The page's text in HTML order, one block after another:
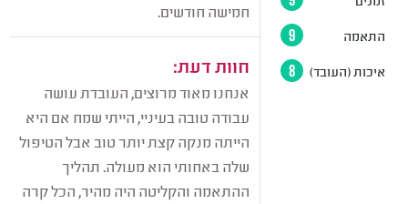
חמישה חודשים.
חוות דעת:
אנחנו מאוד מרוצים, העובדת עושה
עבודה טובה בעיניי, הייתי שמח אם היא
הייתה מנקה קצת יותר טוב אבל הטיפול
שלה באחותי הוא מעולה. תהליך
ההתאמה והקליטה היה מהיר, הכל קרה
התאמה 9
איכות (העובד) 8